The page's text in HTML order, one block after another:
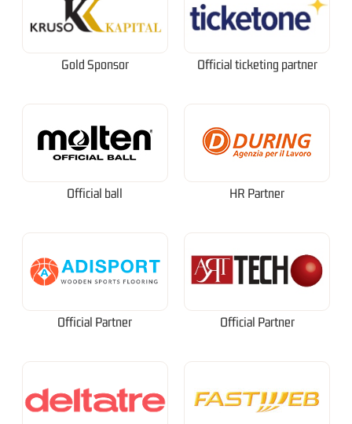
Gold Sponsor Official ticketing partner
Official ball HR Partner
Official Partner Official Partner